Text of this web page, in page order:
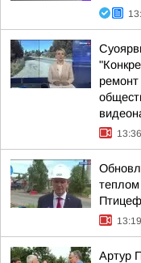
ремонт
13:36
13:19
Артур